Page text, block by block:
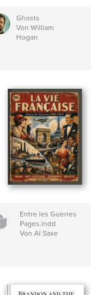
Ghosts
Von William
Hogan
Entre les Guerres
Pages.indd
Von AI Saxe